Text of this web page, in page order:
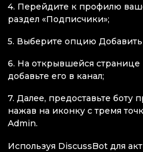
4. Перейдите к профилю
раздел «Подписчики»;
5. Выберите опцию
6. На открывшейся
добавьте его в канал;
7. Далее, предоставьте боту
нажав на иконку с тремя
Admin.
Используя DiscussBot для